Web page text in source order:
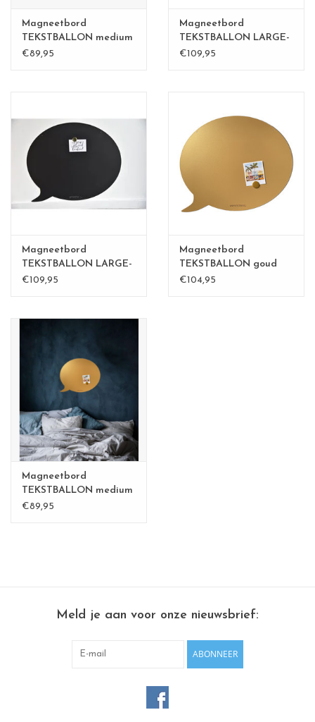
Magneetbord
TEKSTBALLON medium
ZWART
€89,95
Magneetbord
TEKSTBALLON LARGE-
zandgeel
€109,95
Magneetbord
TEKSTBALLON LARGE-
BLACK
€109,95
Magneetbord
TEKSTBALLON goud
Large
€104,95
Magneetbord
TEKSTBALLON medium
Goud -
€89,95
Meld je aan voor onze nieuwsbrief:
ABONNEER